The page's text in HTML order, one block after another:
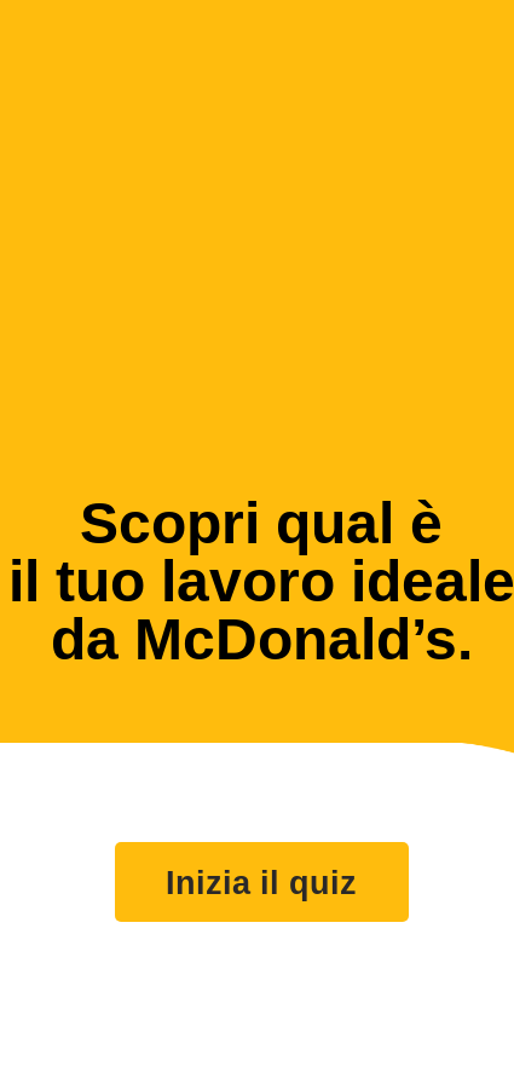
Scopri qual è
il tuo lavoro ideale
da McDonald’s.
Inizia il quiz